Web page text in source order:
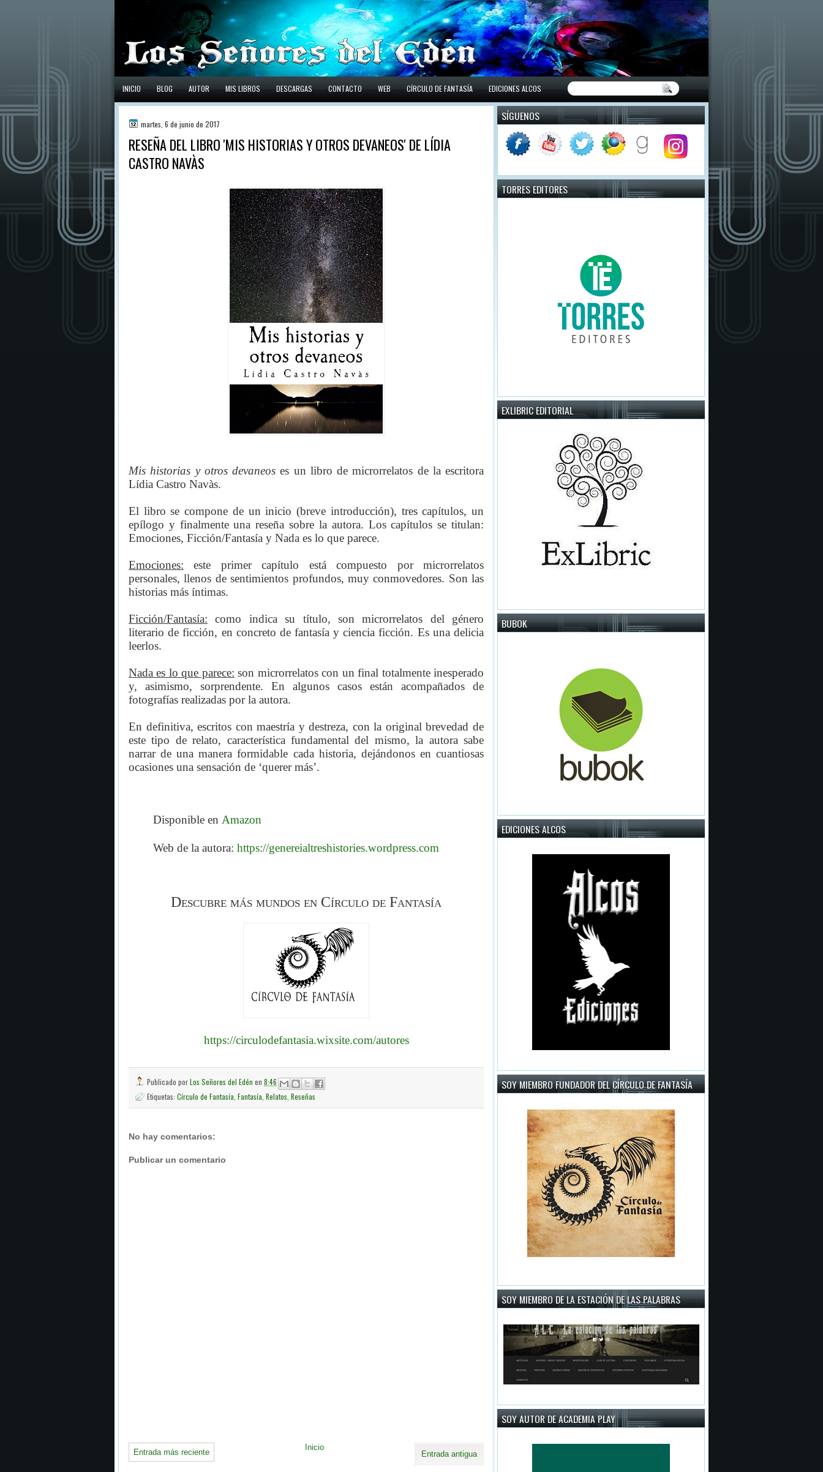
INICIO BLOG AUTOR MIS LIBROS DESCARGAS CONTACTO WEB CÍRCULO DE FANTASÍA EDICIONES ALCOS
martes, 6 de junio de 2017
RESEÑA DEL LIBRO 'MIS HISTORIAS Y OTROS DEVANEOS' DE LÍDIA
CASTRO NAVÀS
Mis historias y otros devaneos es un libro de microrrelatos de la escritora
Lídia Castro Navàs.
El libro se compone de un inicio (breve introducción), tres capítulos, un
epílogo y finalmente una reseña sobre la autora. Los capítulos se titulan:
Emociones, Ficción/Fantasía y Nada es lo que parece.
Emociones: este primer capítulo está compuesto por microrrelatos
personales, llenos de sentimientos profundos, muy conmovedores. Son las
historias más íntimas.
Ficción/Fantasía: como indica su título, son microrrelatos del género
literario de ficción, en concreto de fantasía y ciencia ficción. Es una delicia
leerlos.
Nada es lo que parece: son microrrelatos con un final totalmente inesperado
y, asimismo, sorprendente. En algunos casos están acompañados de
fotografías realizadas por la autora.
En definitiva, escritos con maestría y destreza, con la original brevedad de
este tipo de relato, característica fundamental del mismo, la autora sabe
narrar de una manera formidable cada historia, dejándonos en cuantiosas
ocasiones una sensación de ‘querer más’.
Disponible en Amazon
Web de la autora: https://genereialtreshistories.wordpress.com
Descubre más mundos en Círculo de Fantasía
https://circulodefantasia.wixsite.com/autores
Publicado porLos Señores del Edén en 8:46
Etiquetas: Círculo de Fantasía Fantasía Relatos Reseñas
No hay comentarios:
Publicar un comentario
Entrada más reciente Entrada antigua
Inicio
SÍGUENOS
TORRES EDITORES
EXLIBRIC EDITORIAL
BUBOK
EDICIONES ALCOS
SOY MIEMBRO FUNDADOR DEL CÍRCULO DE FANTASÍA
SOY MIEMBRO DE LA ESTACIÓN DE LAS PALABRAS
SOY AUTOR DE ACADEMIA PLAY